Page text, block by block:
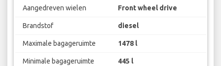
Aangedreven wielen Front wheel drive
Brandstof diesel
Maximale bagageruimte 1478 l
Minimale bagageruimte 445 l